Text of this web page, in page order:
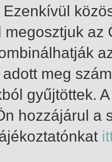
megosztjuk
meg
gyűjtöttek.
hozzájárul a